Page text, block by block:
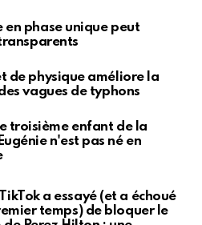
en phase unique peut
de physique améliore la
vagues de typhons
troisième enfant de la
n'est pas né en
a essayé (et a échoué
temps) de bloquer le